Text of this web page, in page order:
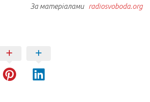
За матеріалами radiosvoboda.org